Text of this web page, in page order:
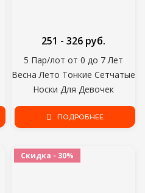
5 Пар/лот от 0 до 7 Лет
Весна Лето Тонкие Сетчатые
Носки Для Девочек
Мальчиков Милые Животные
Детские Тонкие Носки
Короткие носки
251 - 326 руб.
ПОДРОБНЕЕ
Скидка - 30%